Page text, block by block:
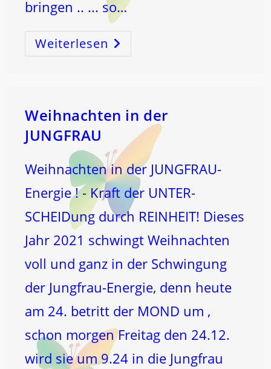
bringen .. ... so…
Weiterlesen VOLLMOND
In
Der
Weihnachten in der
JUNGFRAU
Weihnachten in der JUNGFRAU-
Energie ! - Kraft der UNTER-
SCHEIDung durch REINHEIT! Dieses
Jahr 2021 schwingt Weihnachten
voll und ganz in der Schwingung
der Jungfrau-Energie, denn heute
am 24. betritt der MOND um ,
schon morgen Freitag den 24.12.
wird sie um 9.24 in die Jungfrau